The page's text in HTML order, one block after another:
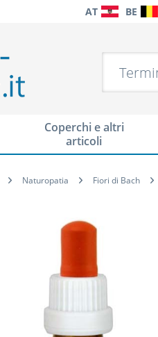
AT BE
Coperchi e altri
articoli
Naturopatia Fiori di Bach